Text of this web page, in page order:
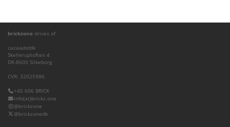
brickzone drives af
cazaadotdk
Skelleruptoften 4
DK-8600 Silkeborg
CVR: 32025986
+45 606 BRICK
info(at)brickz.one
@brickzone
@brickzonedk